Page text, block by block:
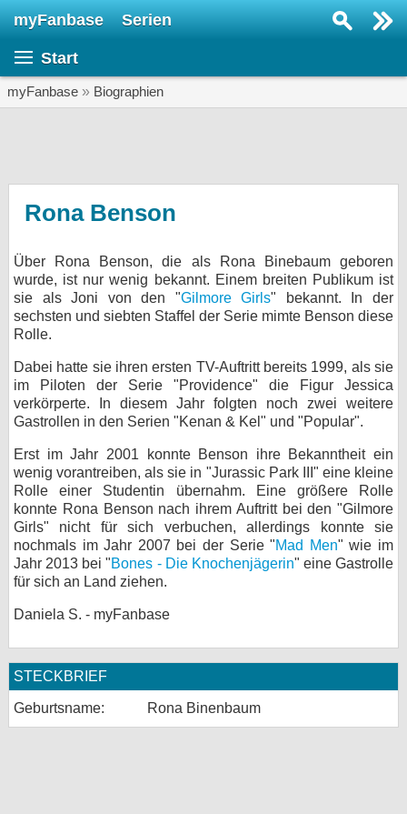
myFanbase Serien
Start
myFanbase » Biographien
Rona Benson
Über Rona Benson, die als Rona Binebaum geboren
wurde, ist nur wenig bekannt. Einem breiten Publikum ist
sie als Joni von den "Gilmore Girls" bekannt. In der
sechsten und siebten Staffel der Serie mimte Benson diese
Rolle.
Dabei hatte sie ihren ersten TV-Auftritt bereits 1999, als sie
im Piloten der Serie "Providence" die Figur Jessica
verkörperte. In diesem Jahr folgten noch zwei weitere
Gastrollen in den Serien "Kenan & Kel" und "Popular".
Erst im Jahr 2001 konnte Benson ihre Bekanntheit ein
wenig vorantreiben, als sie in "Jurassic Park III" eine kleine
Rolle einer Studentin übernahm. Eine größere Rolle
konnte Rona Benson nach ihrem Auftritt bei den "Gilmore
Girls" nicht für sich verbuchen, allerdings konnte sie
nochmals im Jahr 2007 bei der Serie "Mad Men" wie im
Jahr 2013 bei "Bones - Die Knochenjägerin" eine Gastrolle
für sich an Land ziehen.
Daniela S. - myFanbase
STECKBRIEF
Geburtsname: Rona Binenbaum
KULTUR
Specials
SERVICE
Forum
bei Facebook
Kontakt
Nutzungsbedingungen
Cookie-Einstellungen
Impressum